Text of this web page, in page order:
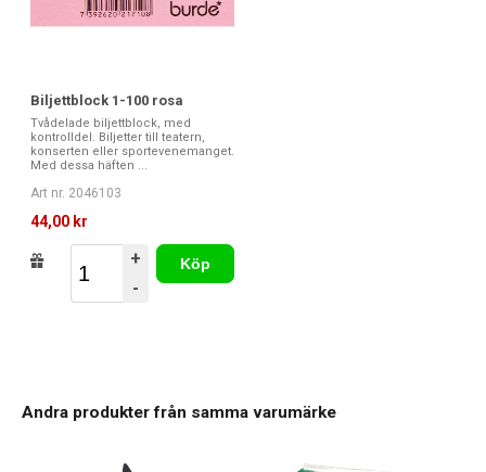
Biljettblock 1-100 rosa
Tvådelade biljettblock, med
kontrolldel. Biljetter till teatern,
konserten eller sportevenemanget.
Med dessa häften ...
Art nr. 2046103
44,00 kr
+
-
Köp
Andra produkter från samma varumärke